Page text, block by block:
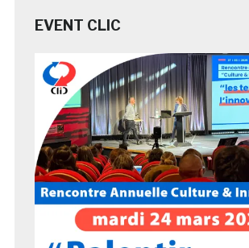
EVENT CLIC